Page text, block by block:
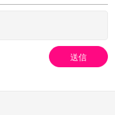
送信